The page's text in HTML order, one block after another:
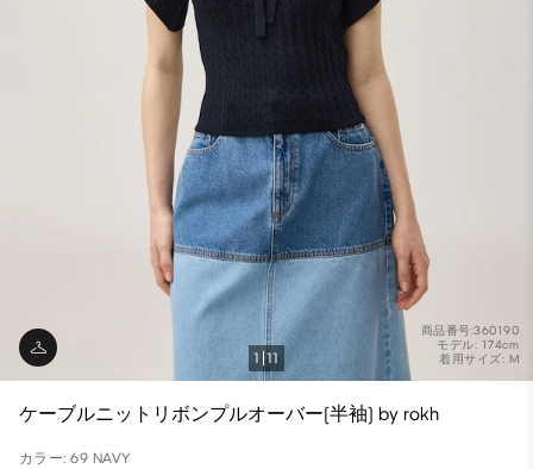
商品番号:360190
モデル: 174cm
着用サイズ: M
1 11
ケーブルニットリボンプルオーバー(半袖) by rokh
カラー: 69 NAVY